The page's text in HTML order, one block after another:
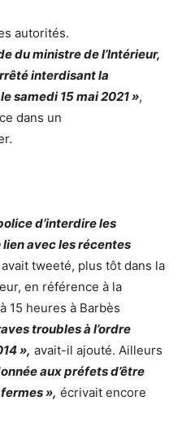
autorités.
du ministre de l’Intérieur,
interdisant la
samedi 15 mai 2021 »,
dans un
d’interdire les
lien avec les récentes
avait tweeté, plus tôt dans la
en référence à la
15 heures à Barbès
troubles à l’ordre
», avait-il ajouté. Ailleurs
aux préfets d’être
», écrivait encore